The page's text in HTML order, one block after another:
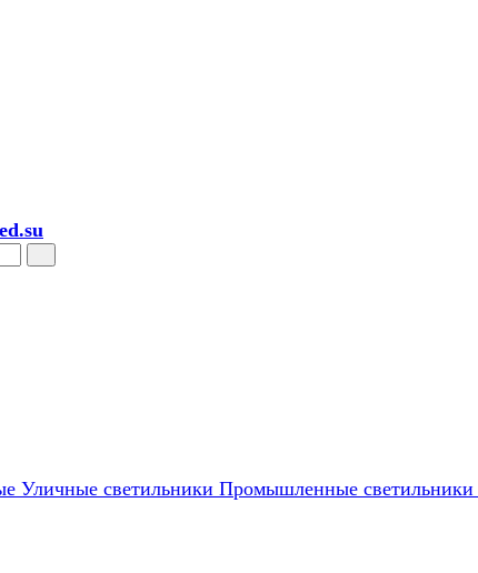
Уличные светильники Промышленные светильники